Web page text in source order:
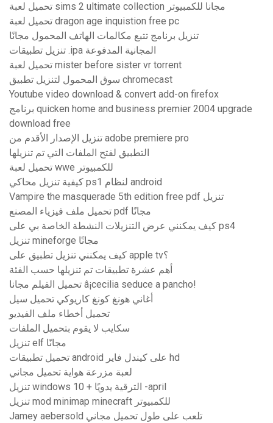
تحميل لعبة sims 2 ultimate collection مجانا للكمبيوتر
تحميل لعبة dragon age inquistion free pc
تنزيل برنامج تتبع مكالمات الهاتف المحمول مجانًا
تنزيل تطبيقات .ipa المجانية المدفوعة
تحميل لعبة mister before sister vr torrent
سوق المحمول لتنزيل تطبيق chromecast
Youtube video download & convert add-on firefox
برنامج quicken home and business premier 2004 upgrade
download free
تنزيل الإصدار الأقدم من adobe premiere pro
التطبيق لفتح الملفات التي تم تنزيلها
تحميل لعبة wwe للكمبيوتر
كيفية تنزيل محاكي ps1 لنظام android
Vampire the masquerade 5th edition free pdf تنزيل
تحميل ملف فيزياء المصنع pdf مجانًا
كيف يمكنني عرض التنزيلات النشطة الخاصة بي على ps4
تنزيل mineforge مجانًا
كيف يمكنني تنزيل تطبيق على apple tv؟
أهم عشرة تطبيقات تم تنزيلها حسب الفئة
تحميل الفيلم مجانا â¡cecilia seduce a pancho!
أغاني هونغ كونغ كاريوكي تحميل سيل
تحميل أخطاء ملف الفيديو
سكايب لا يقوم بتحميل الملفات
تنزيل elf مجانًا
تحميل تطبيقات android على كيندل فاير hd
لعبة مزرعة هواية تحميل مجاني
تنزيل windows 10 + الترقية يدويًا -april
تنزيل mod minimap minecraft للكمبيوتر
Jamey aebersold تلعب على طول تحميل مجاني